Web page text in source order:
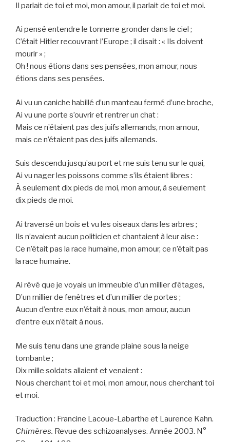
Il parlait de toi et moi, mon amour, il parlait de toi et moi.
Ai pensé entendre le tonnerre gronder dans le ciel ;
C’était Hitler recouvrant l’Europe ; il disait : « Ils doivent
mourir » ;
Oh ! nous étions dans ses pensées, mon amour, nous
étions dans ses pensées.
Ai vu un caniche habillé d’un manteau fermé d’une broche,
Ai vu une porte s’ouvrir et rentrer un chat :
Mais ce n’étaient pas des juifs allemands, mon amour,
mais ce n’étaient pas des juifs allemands.
Suis descendu jusqu’au port et me suis tenu sur le quai,
Ai vu nager les poissons comme s’ils étaient libres :
À seulement dix pieds de moi, mon amour, à seulement
dix pieds de moi.
Ai traversé un bois et vu les oiseaux dans les arbres ;
Ils n’avaient aucun politicien et chantaient à leur aise :
Ce n’était pas la race humaine, mon amour, ce n’était pas
la race humaine.
Ai rêvé que je voyais un immeuble d’un millier d’étages,
D’un millier de fenêtres et d’un millier de portes ;
Aucun d’entre eux n’était à nous, mon amour, aucun
d’entre eux n’était à nous.
Me suis tenu dans une grande plaine sous la neige
tombante ;
Dix mille soldats allaient et venaient :
Nous cherchant toi et moi, mon amour, nous cherchant toi
et moi.
Traduction : Francine Lacoue-Labarthe et Laurence Kahn.
Chimères. Revue des schizoanalyses. Année 2003. N°